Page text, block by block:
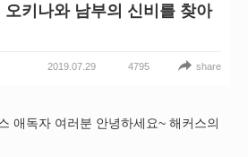
키나와 남부의 신비를 찾아
2019.07.29 4795 share
애독자 여러분 안녕하세요~ 해커스의